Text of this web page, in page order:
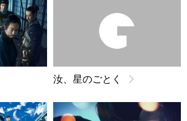
汝、星のごとく